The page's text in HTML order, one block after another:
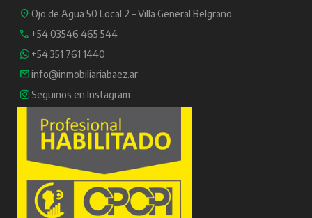
Ojo de Agua 50 Local 2 – Villa General Belgrano
+54 03546 465 544
+54 351 761 1440
info@inmobiliariabaez.ar
Seguinos en Instagram